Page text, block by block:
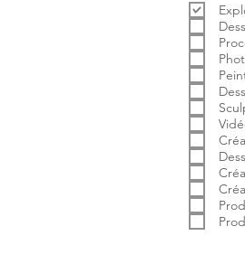
r
e
l
i
a
t
o
i
r
e